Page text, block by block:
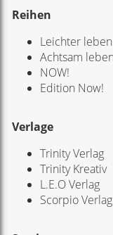
Reihen
Leichter leben
Achtsam leben
NOW!
Edition Now!
Verlage
Trinity Verlag
Trinity Kreativ
L.E.O Verlag
Scorpio Verlag